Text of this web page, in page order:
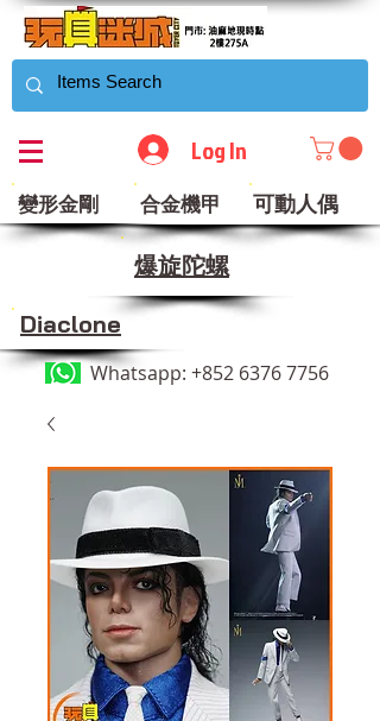
Log In
變形金剛 合金機甲 可動人偶
​爆旋陀螺
Diaclone
Whatsapp: +852 6376 7756